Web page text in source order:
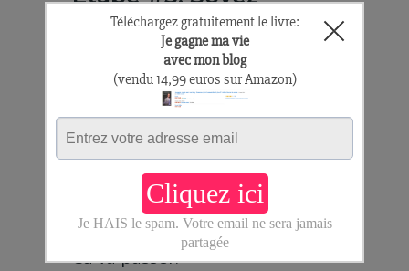
patient
Les crises passent… …et s’en
Le temps efface tout
(même vous, un jour !)
Ca va passer.